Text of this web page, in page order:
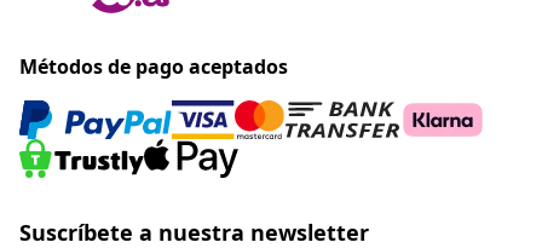
Métodos de pago aceptados
Suscríbete a nuestra newsletter